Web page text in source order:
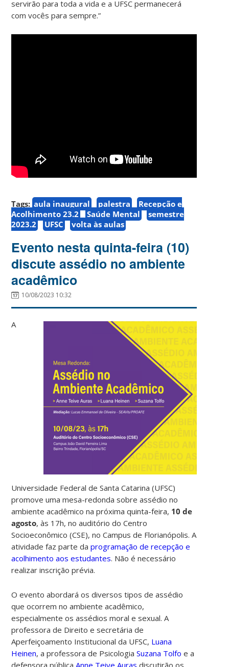
servirão para toda a vida e a UFSC permanecerá
com vocês para sempre.”
Tags: aula inaugural palestra
Recepção e
Acolhimento 23.2
Saúde Mental
semestre
2023.2
UFSC volta às aulas
Evento nesta quinta-feira (10)
discute assédio no ambiente
acadêmico
10/08/2023 10:32
A
Universidade Federal de Santa Catarina (UFSC)
promove uma mesa-redonda sobre assédio no
ambiente acadêmico na próxima quinta-feira, 10 de
agosto, às 17h, no auditório do Centro
Socioeconômico (CSE), no Campus de Florianópolis. A
atividade faz parte daprogramação de recepção e
acolhimento aos estudantes. Não é necessário
realizar inscrição prévia.
O evento abordará os diversos tipos de assédio
que ocorrem no ambiente acadêmico,
especialmente os assédios moral e sexual. A
professora de Direito e secretária de
Aperfeiçoamento Institucional da UFSC, Luana
Heinen, a professora de PsicologiaSuzana Tolfo e a
defensora pública Anne Teive Auras discutirão os